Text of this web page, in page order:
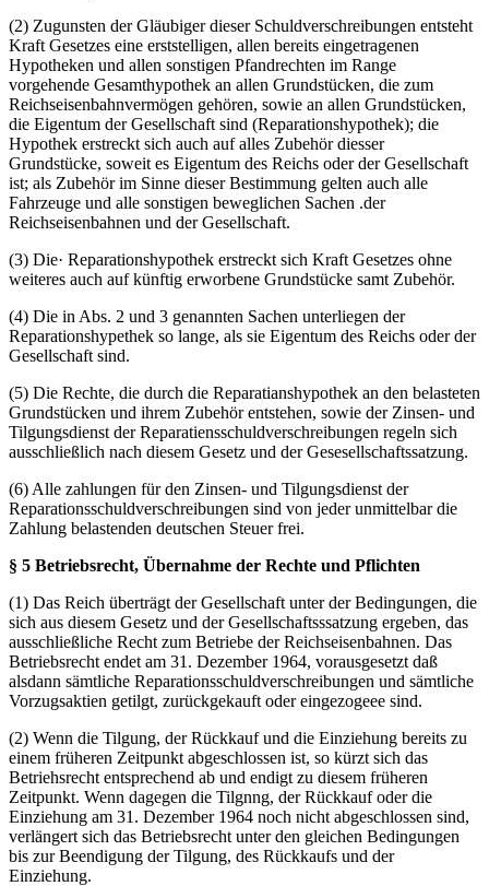
(2) Zugunsten der Gläubiger dieser Schuldverschreibungen entsteht
Kraft Gesetzes eine erststelligen, allen bereits eingetragenen
Hypotheken und allen sonstigen Pfandrechten im Range
vorgehende Gesamthypothek an allen Grundstücken, die zum
Reichseisenbahnvermögen gehören, sowie an allen Grundstücken,
die Eigentum der Gesellschaft sind (Reparationshypothek); die
Hypothek erstreckt sich auch auf alles Zubehör diesser
Grundstücke, soweit es Eigentum des Reichs oder der Gesellschaft
ist; als Zubehör im Sinne dieser Bestimmung gelten auch alle
Fahrzeuge und alle sonstigen beweglichen Sachen .der
Reichseisenbahnen und der Gesellschaft.
(3) Die· Reparationshypothek erstreckt sich Kraft Gesetzes ohne
weiteres auch auf künftig erworbene Grundstücke samt Zubehör.
(4) Die in Abs. 2 und 3 genannten Sachen unterliegen der
Reparationshypethek so lange, als sie Eigentum des Reichs oder der
Gesellschaft sind.
(5) Die Rechte, die durch die Reparatianshypothek an den belasteten
Grundstücken und ihrem Zubehör entstehen, sowie der Zinsen- und
Tilgungsdienst der Reparatiensschuldverschreibungen regeln sich
ausschließlich nach diesem Gesetz und der Gesesellschaftssatzung.
(6) Alle zahlungen für den Zinsen- und Tilgungsdienst der
Reparationsschuldverschreibungen sind von jeder unmittelbar die
Zahlung belastenden deutschen Steuer frei.
§ 5 Betriebsrecht, Übernahme der Rechte und Pflichten
(1) Das Reich überträgt der Gesellschaft unter der Bedingungen, die
sich aus diesem Gesetz und der Gesellschaftsssatzung ergeben, das
ausschließliche Recht zum Betriebe der Reichseisenbahnen. Das
Betriebsrecht endet am 31. Dezember 1964, vorausgesetzt daß
alsdann sämtliche Reparationsschuldverschreibungen und sämtliche
Vorzugsaktien getilgt, zurückgekauft oder eingezogeee sind.
(2) Wenn die Tilgung, der Rückkauf und die Einziehung bereits zu
einem früheren Zeitpunkt abgeschlossen ist, so kürzt sich das
Betriehsrecht entsprechend ab und endigt zu diesem früheren
Zeitpunkt. Wenn dagegen die Tilgnng, der Rückkauf oder die
Einziehung am 31. Dezember 1964 noch nicht abgeschlossen sind,
verlängert sich das Betriebsrecht unter den gleichen Bedingungen
bis zur Beendigung der Tilgung, des Rückkaufs und der
Einziehung.